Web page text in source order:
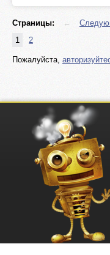
Страницы: ←
1
2
Пожалуйста,